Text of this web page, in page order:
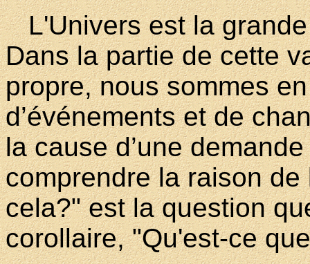
L'Univers est la grande
Dans la partie de cette
propre, nous sommes
d’événements et de
la cause d’une
comprendre la raison de
cela?" est la question
corollaire, "Qu'est-ce